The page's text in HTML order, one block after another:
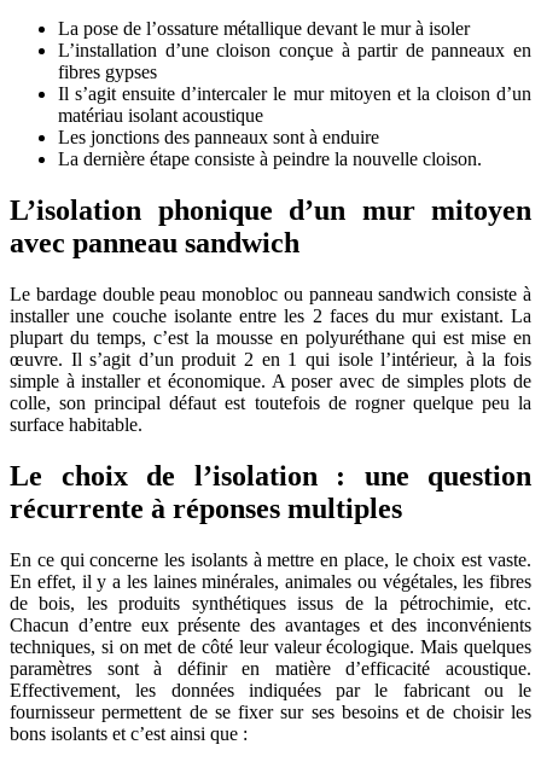
La pose de l’ossature métallique devant le mur à isoler
L’installation d’une cloison conçue à partir de panneaux en
fibres gypses
Il s’agit ensuite d’intercaler le mur mitoyen et la cloison d’un
matériau isolant acoustique
Les jonctions des panneaux sont à enduire
La dernière étape consiste à peindre la nouvelle cloison.
L’isolation phonique d’un mur mitoyen
avec panneau sandwich
Le bardage double peau monobloc ou panneau sandwich consiste à
installer une couche isolante entre les 2 faces du mur existant. La
plupart du temps, c’est la mousse en polyuréthane qui est mise en
œuvre. Il s’agit d’un produit 2 en 1 qui isole l’intérieur, à la fois
simple à installer et économique. A poser avec de simples plots de
colle, son principal défaut est toutefois de rogner quelque peu la
surface habitable.
Le choix de l’isolation : une question
récurrente à réponses multiples
En ce qui concerne les isolants à mettre en place, le choix est vaste.
En effet, il y a les laines minérales, animales ou végétales, les fibres
de bois, les produits synthétiques issus de la pétrochimie, etc.
Chacun d’entre eux présente des avantages et des inconvénients
techniques, si on met de côté leur valeur écologique. Mais quelques
paramètres sont à définir en matière d’efficacité acoustique.
Effectivement, les données indiquées par le fabricant ou le
fournisseur permettent de se fixer sur ses besoins et de choisir les
bons isolants et c’est ainsi que :